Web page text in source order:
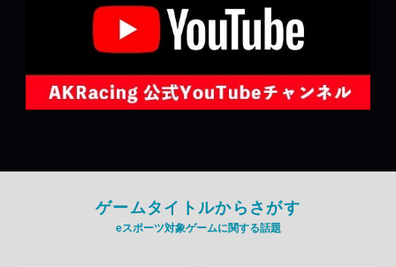
ゲームタイトルからさがす
eスポーツ対象ゲームに関する話題